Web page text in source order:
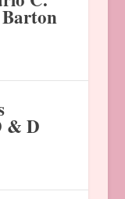
& D